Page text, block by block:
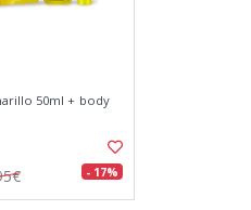
50ml + body
- 17%